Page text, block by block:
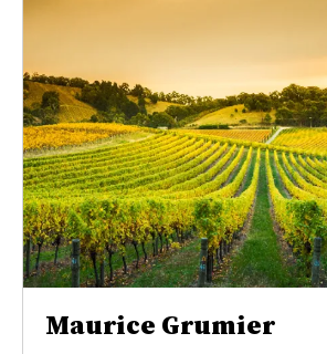
Maurice Grumier